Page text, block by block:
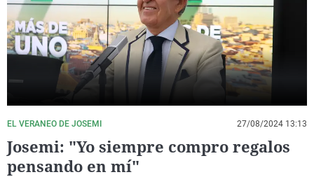
La rosa de los vientos
Gente viajera
Como el perro y el
Caso
Retornados
Equipo de
Operación Viuda
Extremadura
Galicia
La Rioja
Navarra
País Vasco
Virales
Televisión
Elecciones
EL VERANEO DE JOSEMI 27/08/2024 13:13
Josemi: "Yo siempre compro regalos
pensando en mí"